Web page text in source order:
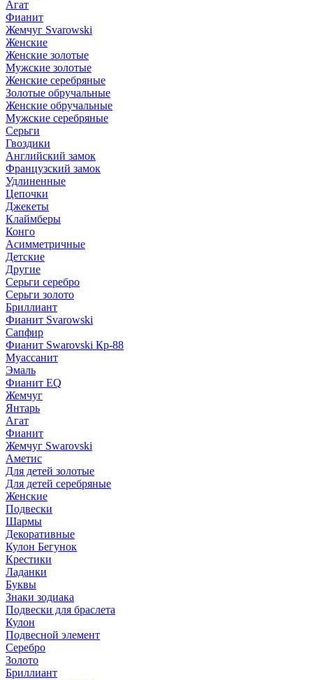
Агат
Фианит
Жемчуг Svarowski
Женские
Женские золотые
Мужские золотые
Женские серебряные
Золотые обручальные
Женские обручальные
Мужские серебряные
Серьги
Гвоздики
Английский замок
Французский замок
Удлиненные
Цепочки
Джекеты
Клаймберы
Конго
Асимметричные
Детские
Другие
Серьги серебро
Серьги золото
Бриллиант
Фианит Svarowski
Сапфир
Фианит Swarovski Кр-88
Муассанит
Эмаль
Фианит EQ
Жемчуг
Янтарь
Агат
Фианит
Жемчуг Swarovski
Аметис
Для детей золотые
Для детей серебряные
Женские
Подвески
Шармы
Декоративные
Кулон Бегунок
Крестики
Ладанки
Буквы
Знаки зодиака
Подвески для браслета
Кулон
Подвесной элемент
Серебро
Золото
Бриллиант